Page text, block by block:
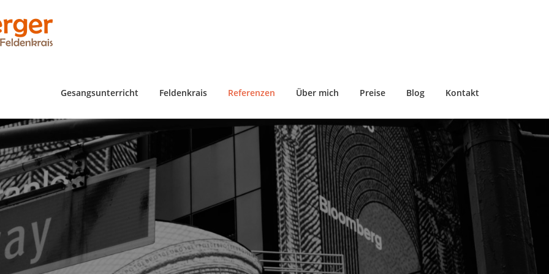
Gesangsunterricht Feldenkrais Referenzen Über mich Preise Blog Kontakt